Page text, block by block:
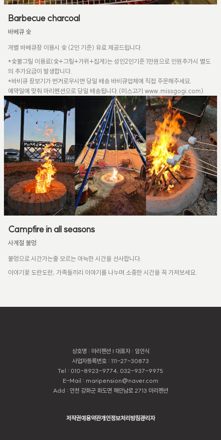
Barbecue charcoal
바베큐 숯
개별 바베큐장 이용시 숯 (2인 기준) 유료 제공드립니다.
*숯불그릴 이용료(숯+그릴+가위+집게)는 성인2인기준 1만원으로 인원추가시 별도
의 추가요금이 발생합니다.
*바비큐 장보기가 번거로우시면 당일 배송 바비큐업체에 직접 주문해주세요.
예약일에 맞춰 마리펜션으로 당일 배송됩니다.(미스고기 www.missgogi.com)
Campfire in all seasons
사계절 불멍
불멍으로 시간가는줄 모르는 아늑한 시간을 선사합니다.
이야기꽃 도란도란, 가족들끼리 이야기를 나누며 소중한 시간을 꼭 가져보세요.
상호명 : 마리펜션 | 대표자 : 임인식
사업자등록번호 : 111-27-30873
Tel : 010-8923-9774, 032-937-9975
E-Mail : maripension@naver.com
Add : 인천 강화군 화도면 해안남로 2713 마리펜션
저작권이용약관개인정보처리방침관리자